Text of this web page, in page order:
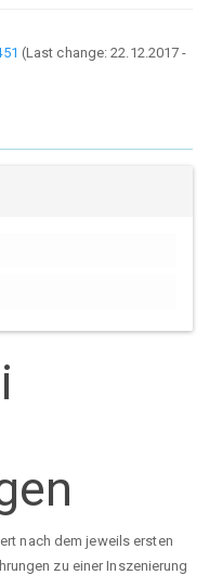
(Last change:22.12.2017 -
nach dem jeweils ersten
zu einer Inszenierung